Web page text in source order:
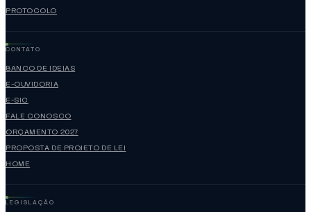
PROTOCOLO
CONTATO
BANCO DE IDEIAS
E-OUVIDORIA
E-SIC
FALE CONOSCO
ORÇAMENTO 2027
PROPOSTA DE PROJETO DE LEI
HOME
LEGISLAÇÃO